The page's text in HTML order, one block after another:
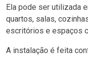
Ela pode ser utilizada
quartos, salas,
escritórios e espaços
A instalação é feita